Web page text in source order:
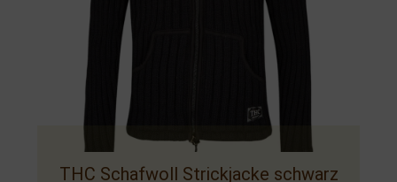
THC Schafwoll Strickjacke schwarz